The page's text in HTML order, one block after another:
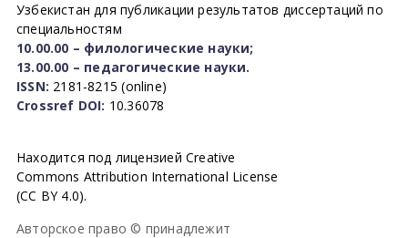
Узбекистан для публикации результатов диссертаций по
специальностям
10.00.00 – филологические науки;
13.00.00 – педагогические науки.
ISSN: 2181-8215 (online)
Crossref DOI: 10.36078
Находится под лицензией Creative
Commons Attribution International License
(CC BY 4.0).
Авторское право © принадлежит